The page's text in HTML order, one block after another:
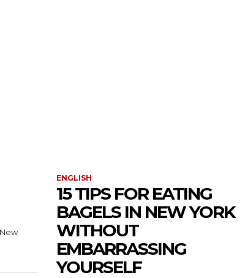
ENGLISH
15 TIPS FOR EATING
BAGELS IN NEW YORK
WITHOUT
EMBARRASSING
YOURSELF